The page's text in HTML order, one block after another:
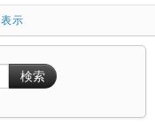
表示
検索